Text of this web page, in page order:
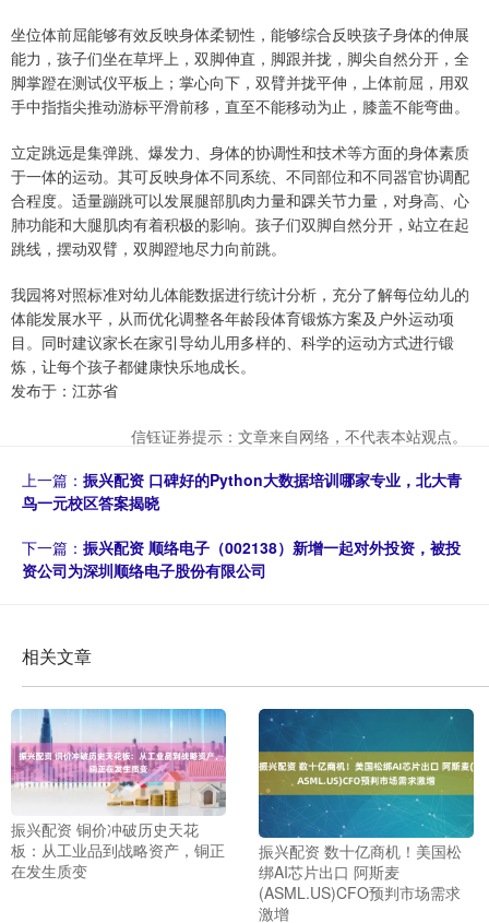
坐位体前屈能够有效反映身体柔韧性，能够综合反映孩子身体的伸展
能力，孩子们坐在草坪上，双脚伸直，脚跟并拢，脚尖自然分开，全
脚掌蹬在测试仪平板上；掌心向下，双臂并拢平伸，上体前屈，用双
手中指指尖推动游标平滑前移，直至不能移动为止，膝盖不能弯曲。
立定跳远是集弹跳、爆发力、身体的协调性和技术等方面的身体素质
于一体的运动。其可反映身体不同系统、不同部位和不同器官协调配
合程度。适量蹦跳可以发展腿部肌肉力量和踝关节力量，对身高、心
肺功能和大腿肌肉有着积极的影响。孩子们双脚自然分开，站立在起
跳线，摆动双臂，双脚蹬地尽力向前跳。
我园将对照标准对幼儿体能数据进行统计分析，充分了解每位幼儿的
体能发展水平，从而优化调整各年龄段体育锻炼方案及户外运动项
目。同时建议家长在家引导幼儿用多样的、科学的运动方式进行锻
炼，让每个孩子都健康快乐地成长。
发布于：江苏省
信钰证券提示：文章来自网络，不代表本站观点。
上一篇： 振兴配资 口碑好的Python大数据培训哪家专业，北大青
鸟一元校区答案揭晓
下一篇： 振兴配资 顺络电子（002138）新增一起对外投资，被投
资公司为深圳顺络电子股份有限公司
相关文章
振兴配资 铜价冲破历史天花
板：从工业品到战略资产，铜正
在发生质变
振兴配资 数十亿商机！美国松
绑AI芯片出口 阿斯麦
(ASML.US)CFO预判市场需求
激增